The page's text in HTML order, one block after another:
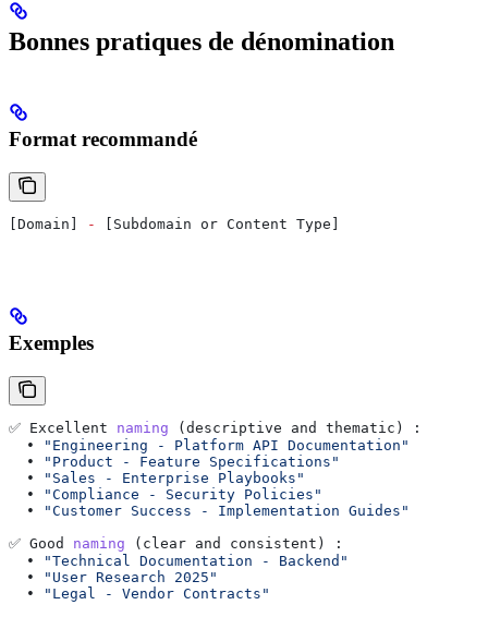
Bonnes pratiques de dénomination
Format recommandé
Domain - Subdomain or Content Type
Exemples
✅ Excellent naming ( descriptive and thematic ) :
  •
"Engineering - Platform API Documentation"
  •
"Product - Feature Specifications"
  •
"Sales - Enterprise Playbooks"
  •
"Compliance - Security Policies"
  •
"Customer Success - Implementation Guides"
✅ Good naming ( clear and consistent ) :
  •
"Technical Documentation - Backend"
  •
"User Research 2025"
  •
"Legal - Vendor Contracts"